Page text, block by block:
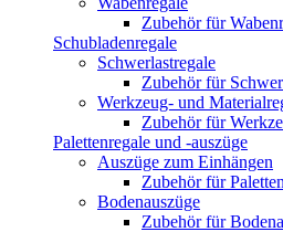
Zubehör für
Schubladenregale
Schwerlastregale
Zubehör für
Werkzeug- und
Zubehör für
Palettenregale und -auszüge
Auszüge zum Einhängen
Zubehör für
Bodenauszüge
Zubehör für